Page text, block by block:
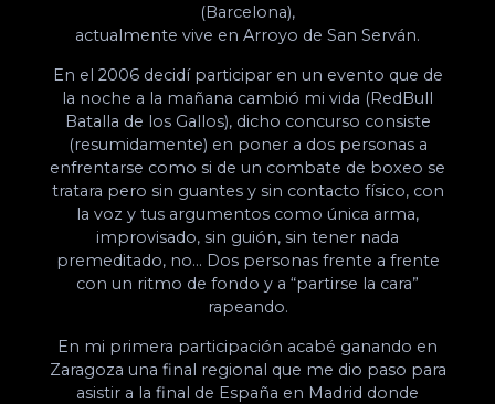
(Barcelona),
actualmente vive en Arroyo de San Serván.
En el 2006 decidí participar en un evento que de
la noche a la mañana cambió mi vida (RedBull
Batalla de los Gallos), dicho concurso consiste
(resumidamente) en poner a dos personas a
enfrentarse como si de un combate de boxeo se
tratara pero sin guantes y sin contacto físico, con
la voz y tus argumentos como única arma,
improvisado, sin guión, sin tener nada
premeditado, no… Dos personas frente a frente
con un ritmo de fondo y a “partirse la cara”
rapeando.
En mi primera participación acabé ganando en
Zaragoza una final regional que me dio paso para
asistir a la final de España en Madrid donde